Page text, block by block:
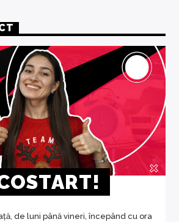
de luni până vineri, începând cu ora